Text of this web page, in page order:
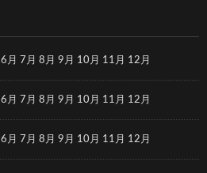
6月 7月 8月 9月 10月 11月 12月
6月 7月 8月 9月 10月 11月 12月
6月 7月 8月 9月 10月 11月 12月